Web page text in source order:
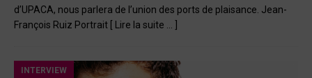
d’UPACA, nous parlera de l’union des ports de plaisance. Jean-
François Ruiz Portrait [ Lire la suite … ]
INTERVIEW